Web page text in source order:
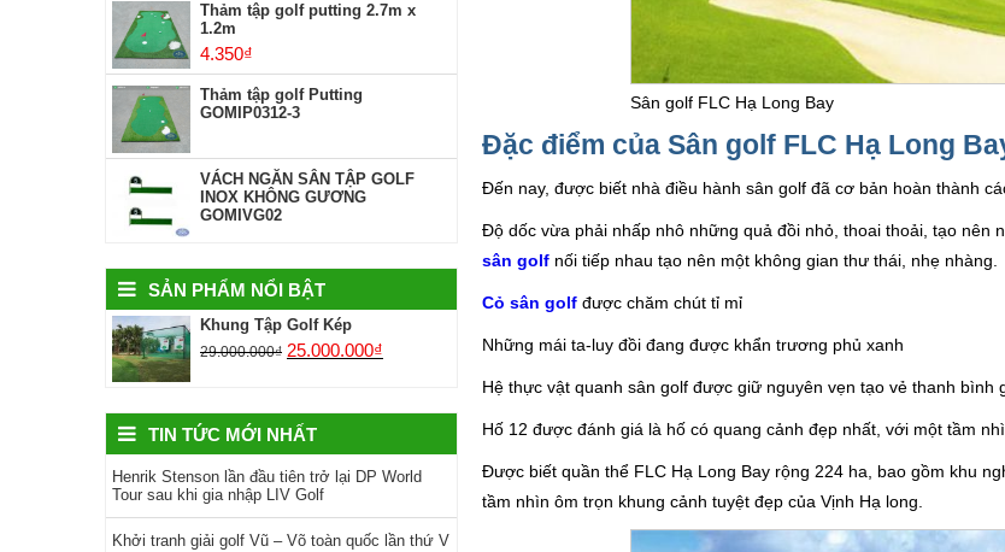
Sân golf FLC Hạ Long Bay
Đặc điểm của Sân golf FLC Hạ Long
Đến nay, được biết nhà điều hành sân golf đã cơ bản hoàn thành
Độ dốc vừa phải nhấp nhô những quả đồi nhỏ, thoai thoải, tạo nên
sân golf nối tiếp nhau tạo nên một không gian thư thái, nhẹ nhàng.
Cỏ sân golfđược chăm chút tỉ mỉ
Những mái ta-luy đồi đang được khẩn trương phủ xanh
Hệ thực vật quanh sân golf được giữ nguyên vẹn tạo vẻ thanh bình
Hố 12 được đánh giá là hố có quang cảnh đẹp nhất, với một tầm
Được biết quần thể FLC Hạ Long Bay rộng 224 ha, bao gồm khu
tầm nhìn ôm trọn khung cảnh tuyệt đẹp của Vịnh Hạ long.
Thảm tập golf putting 2.7m x
1.2m
4.350₫
Thảm tập golf Putting
GOMIP0312-3
VÁCH NGĂN SÂN TẬP GOLF
INOX KHÔNG GƯƠNG
GOMIVG02
SẢN PHẨM NỔI BẬT
Khung Tập Golf Kép
29.000.000₫ 25.000.000₫
TIN TỨC MỚI NHẤT
Henrik Stenson lần đầu tiên trở lại DP World
Tour sau khi gia nhập LIV Golf
Khởi tranh giải golf Vũ – Võ toàn quốc lần thứ V